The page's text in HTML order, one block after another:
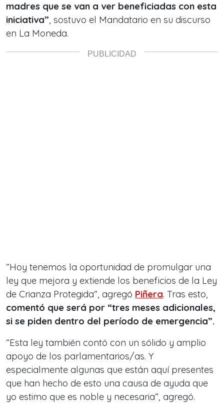
madres que se van a ver beneficiadas con esta
iniciativa”, sostuvo el Mandatario en su discurso
en La Moneda.
“Hoy tenemos la oportunidad de promulgar una
ley que mejora y extiende los beneficios de la Ley
de Crianza Protegida”, agregó Piñera. Tras esto,
comentó que será por “tres meses adicionales,
si se piden dentro del período de emergencia”.
“Esta ley también contó con un sólido y amplio
apoyo de los parlamentarios/as. Y
especialmente algunas que están aquí presentes
que han hecho de esto una causa de ayuda que
yo estimo que es noble y necesaria”, agregó.